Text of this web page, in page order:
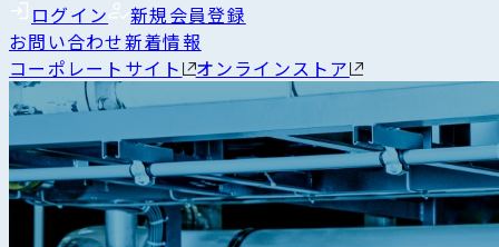
ログイン
新規会員登録
お問い合わせ新着情報
コーポレートサイト
オンラインストア